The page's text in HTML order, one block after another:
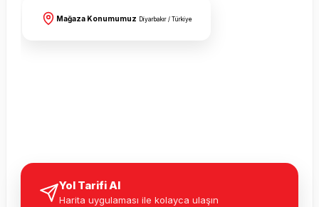
Mağaza Konumumuz Diyarbakır / Türkiye
Yol Tarifi Al
Harita uygulaması ile kolayca ulaşın